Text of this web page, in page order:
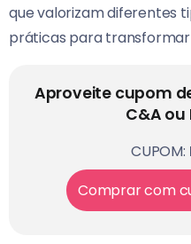
que valorizam diferentes
práticas para
Aproveite cupom
C&A ou
CUPOM:
Comprar com